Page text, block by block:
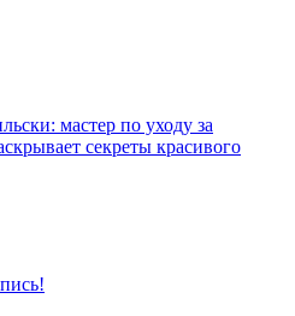
мастер по уходу за
секреты красивого